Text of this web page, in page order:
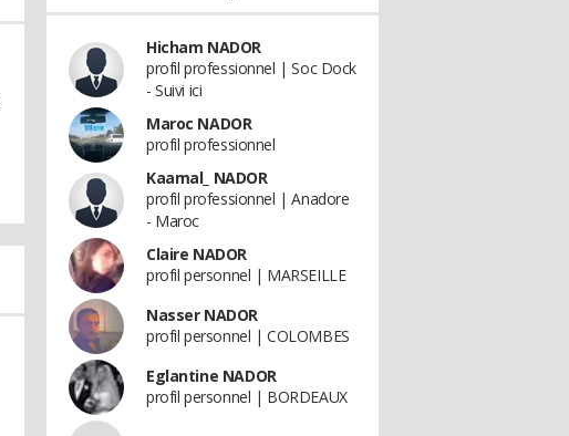
Hicham NADOR
profil professionnel | Soc Dock
- Suivi ici
Maroc NADOR
profil professionnel
Kaamal_ NADOR
profil professionnel | Anadore
- Maroc
Claire NADOR
profil personnel | MARSEILLE
Nasser NADOR
profil personnel | COLOMBES
Eglantine NADOR
profil personnel | BORDEAUX